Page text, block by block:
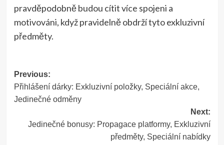
pravděpodobně budou cítit více spojeni a
motivováni, když pravidelně obdrží tyto exkluzivní
předměty.
Post
navigation
Previous:
Přihlášení dárky: Exkluzivní položky, Speciální akce,
Jedinečné odměny
Next:
Jedinečné bonusy: Propagace platformy, Exkluzivní
předměty, Speciální nabídky